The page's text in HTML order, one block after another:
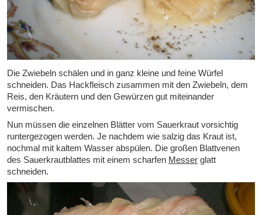
Die Zwiebeln schälen und in ganz kleine und feine Würfel
schneiden. Das Hackfleisch zusammen mit den Zwiebeln, dem
Reis, den Kräutern und den Gewürzen gut miteinander
vermischen.
Nun müssen die einzelnen Blätter vom Sauerkraut vorsichtig
runtergezogen werden. Je nachdem wie salzig das Kraut ist,
nochmal mit kaltem Wasser abspülen. Die großen Blattvenen
des Sauerkrautblattes mit einem scharfen Messer glatt
schneiden.